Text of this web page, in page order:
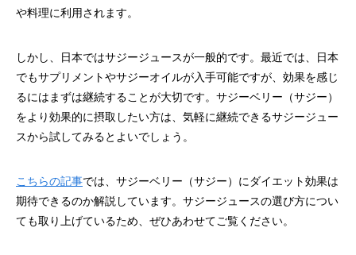
や料理に利用されます。
しかし、日本ではサジージュースが一般的です。最近では、日本
でもサプリメントやサジーオイルが入手可能ですが、効果を感じ
るにはまずは継続することが大切です。サジーベリー（サジー）
をより効果的に摂取したい方は、気軽に継続できるサジージュー
スから試してみるとよいでしょう。
こちらの記事では、サジーベリー（サジー）にダイエット効果は
期待できるのか解説しています。サジージュースの選び方につい
ても取り上げているため、ぜひあわせてご覧ください。